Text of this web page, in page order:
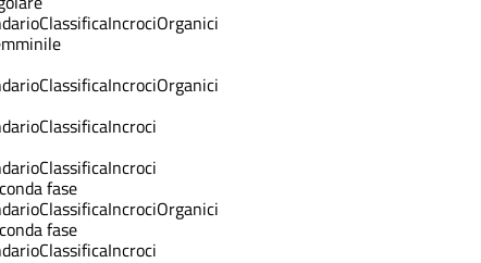
ClassificaIncrociOrganici
ClassificaIncrociOrganici
ClassificaIncroci
ClassificaIncroci
fase
ClassificaIncrociOrganici
fase
ClassificaIncroci